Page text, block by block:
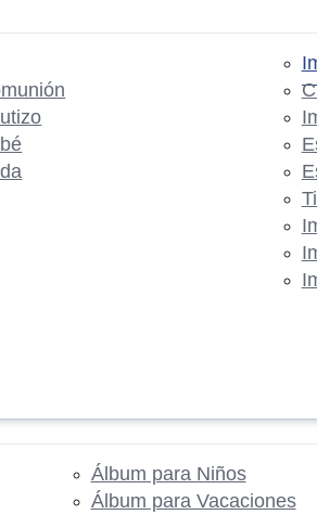
Álbum para Niños
Álbum para Vacaciones